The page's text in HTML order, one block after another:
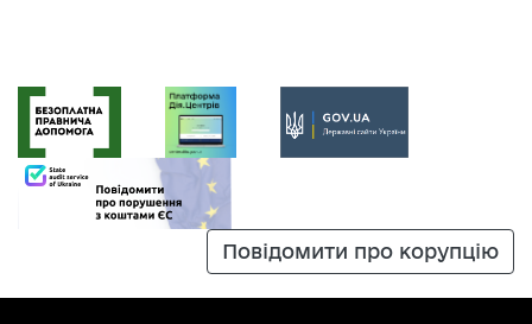
Повідомити про корупцію